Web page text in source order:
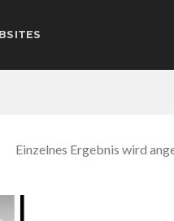
Einzelnes Ergebnis wird